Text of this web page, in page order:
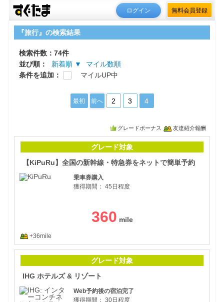
ログイン 無料会員登録
『旅行』の検索結果
検索件数：74件
並び順：
新着順 ▼
マイル数順
条件を追加：
マイルUP中
最初 前へ 2 3 4
グレードボーナス 友達紹介報酬
グレード対象
【KiPuRu】全国の新幹線・特急券をネットで簡単予約
乗車券購入
獲得期間： 45日程度
360
+36mile
グレード対象
IHG ホテルズ & リゾート
Web予約後の宿泊完了
獲得期間： 30日程度